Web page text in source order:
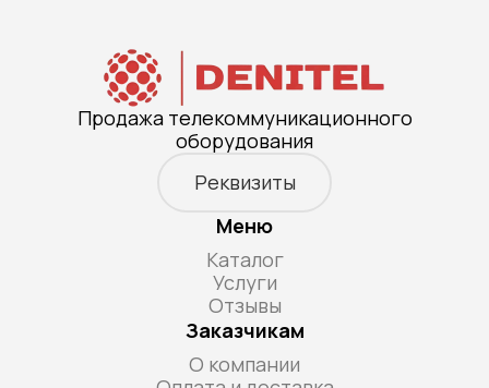
Продажа телекоммуникационного
оборудования
Реквизиты
Меню
Каталог
Услуги
Отзывы
Заказчикам
О компании